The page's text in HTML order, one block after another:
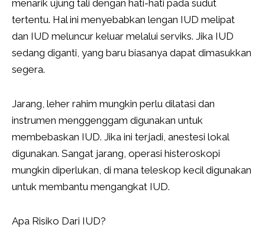
menarik ujung tali dengan hati-hati pada sudut
tertentu. Hal ini menyebabkan lengan IUD melipat
dan IUD meluncur keluar melalui serviks. Jika IUD
sedang diganti, yang baru biasanya dapat dimasukkan
segera.
Jarang, leher rahim mungkin perlu dilatasi dan
instrumen menggenggam digunakan untuk
membebaskan IUD. Jika ini terjadi, anestesi lokal
digunakan. Sangat jarang, operasi histeroskopi
mungkin diperlukan, di mana teleskop kecil digunakan
untuk membantu mengangkat IUD.
Apa Risiko Dari IUD?